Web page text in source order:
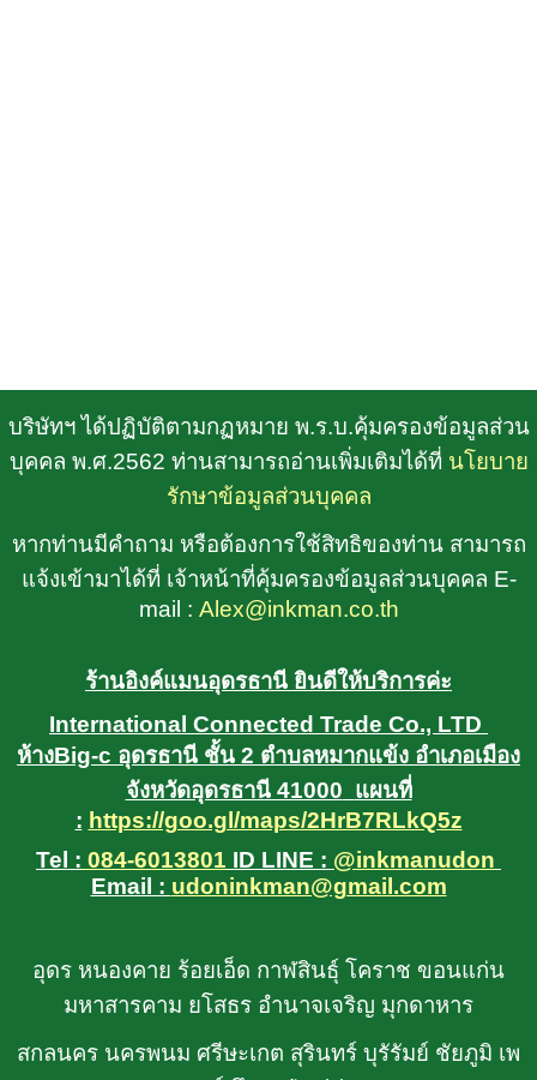
บริษัทฯ ได้ปฏิบัติตามกฏหมาย พ.ร.บ.คุ้มครองข้อมูลส่วน
บุคคล พ.ศ.2562 ท่านสามารถอ่านเพิ่มเติมได้ที่ นโยบาย
รักษาข้อมูลส่วนบุคคล
หากท่านมีคำถาม หรือต้องการใช้สิทธิของท่าน สามารถ
แจ้งเข้ามาได้ที่ เจ้าหน้าที่คุ้มครองข้อมูลส่วนบุคคล E-
mail : Alex@inkman.co.th
ร้านอิงค์แมนอุดรธานี ยินดีให้บริการค่ะ
International Connected Trade Co., LTD
ห้างBig-c อุดรธานี ชั้น 2 ตำบลหมากแข้ง อำเภอเมือง
จังหวัดอุดรธานี 41000 แผนที่
: https://goo.gl/maps/2HrB7RLkQ5z
Tel : 084-6013801 ID LINE : @inkmanudon
Email : udoninkman@gmail.com
อุดร หนองคาย ร้อยเอ็ด กาฬสินธุ์ โคราช ขอนแก่น
มหาสารคาม ยโสธร อำนาจเจริญ มุกดาหาร
สกลนคร นครพนม ศรีษะเกต สุรินทร์ บุรัรัมย์ ชัยภูมิ เพ